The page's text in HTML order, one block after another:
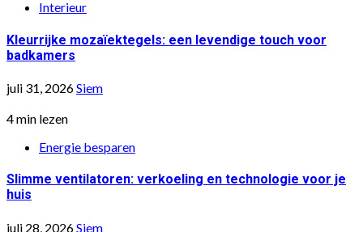
Interieur
Kleurrijke mozaïektegels: een levendige touch voor
badkamers
juli 31, 2026Siem
4 min lezen
Energie besparen
Slimme ventilatoren: verkoeling en technologie voor je
huis
juli 28, 2026Siem